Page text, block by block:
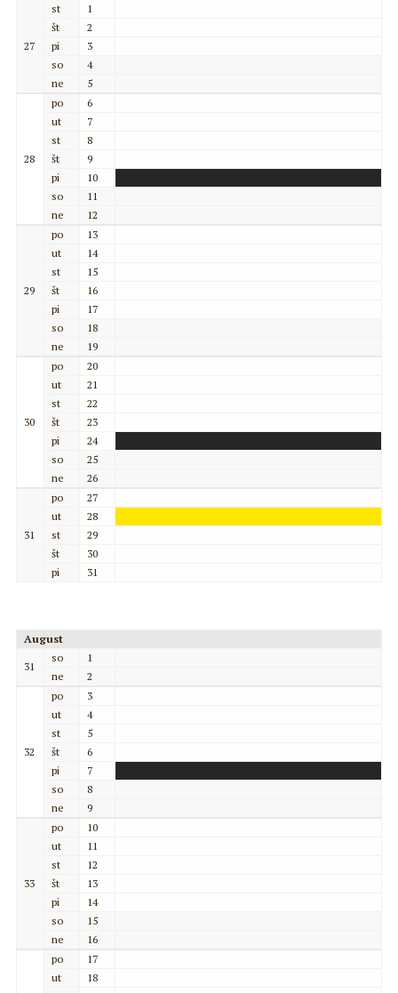
27
st
1
št
2
pi
3
so
4
ne
5
28
po
6
ut
7
st
8
št
9
pi
10
so
11
ne
12
29
po
13
ut
14
st
15
št
16
pi
17
so
18
ne
19
30
po
20
ut
21
st
22
št
23
pi
24
so
25
ne
26
31
po
27
ut
28
st
29
št
30
pi
31
August
31
so
1
ne
2
32
po
3
ut
4
st
5
št
6
pi
7
so
8
ne
9
33
po
10
ut
11
st
12
št
13
pi
14
so
15
ne
16
po
17
ut
18